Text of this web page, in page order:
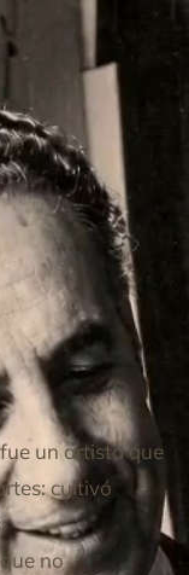
un artista que
cultivó
no